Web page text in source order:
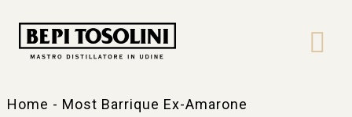
Home - Most Barrique Ex-Amarone